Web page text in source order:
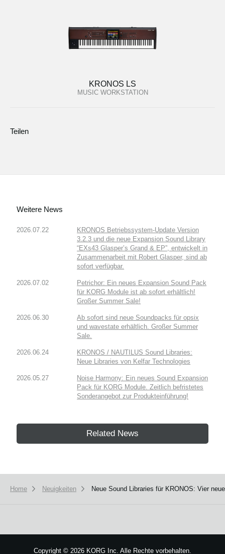
KRONOS LS
MUSIC WORKSTATION
Teilen
Weitere News
2026.07.22
KRONOS Betriebssystem-Update Version
3.2.3 und die neue Expansion Sound Library
“EXs43 Glasper’s Grand & EP”, entwickelt in
Zusammenarbeit mit Robert Glasper, sind ab
sofort verfügbar.
2026.07.02
Petrichor: Ein neues Expansion Sound Pack
für KORG Module ist ab sofort erhältlich!
Großer Summer Sale!
2026.06.30
Ab sofort sind neue Soundpacks für opsix
und wavestate erhältlich. Großer Summer
Sale.
2026.06.24
KRONOS / NAUTILUS Sound Libraries:
Neue Libraries von Kelfar Technologies
2026.05.27
Noise Harmony: Ein neues Sound Expansion
Pack für KORG Module. Zeitlich befristetes
Sonderangebot zur Produkteinführung!
Related News
Home Neuigkeiten Neue Sound Libraries für KRONOS: Vier
Copyright © 2026 KORG Inc. Alle Rechte vorbehalten.